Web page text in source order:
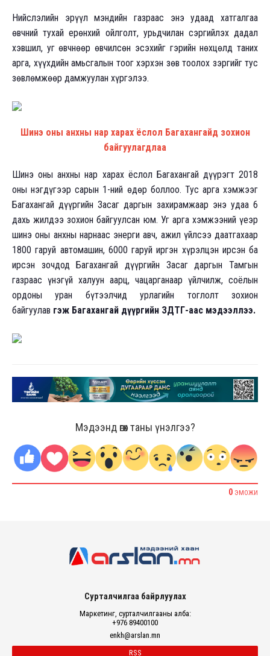
Нийслэлийн эрүүл мэндийн газраас энэ удаад хатгалгаа
өвчний тухай ерөнхий ойлголт, урьдчилан сэргийлэх дадал
хэвшил, уг өвчнөөр өвчилсөн эсэхийг гэрийн нөхцөлд таних
арга, хүүхдийн амьсгалын тоог хэрхэн зөв тоолох зэргийг тус
зөвлөмжөөр дамжуулан хүргэлээ.
Шинэ оны анхны нар харах ёслол Багахангайд зохион
байгуулагдлаа
Шинэ оны анхны нар харах ёслол Багахангай дүүрэгт 2018
оны нэгдүгээр сарын 1-ний өдөр боллоо. Тус арга хэмжээг
Багахангай дүүргийн Засаг даргын захирамжаар энэ удаа 6
дахь жилдээ зохион байгуулсан юм. Уг арга хэмжээний үеэр
шинэ оны анхны нарнаас энерги авч, ажил үйлсээ даатгахаар
1800 гаруй автомашин, 6000 гаруй иргэн хүрэлцэн ирсэн ба
ирсэн зочдод Багахангай дүүргийн Засаг даргын Тамгын
газраас үнэгүй халуун аарц, чацарганаар үйлчилж, соёлын
ордоны уран бүтээлчид урлагийн тоглолт зохион
байгуулав гэж Багахангай дүүргийн ЗДТГ-аас мэдээллээ.
Мэдээнд өгөх таны үнэлгээ?
0 ЭМОЖИ
Сурталчилгаа байрлуулах
Маркетинг, сурталчилгааны алба:
+976 89400100
enkh@arslan.mn
RSS